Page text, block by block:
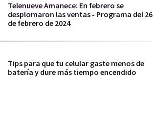
Telenueve Amanece: En febrero se
desplomaron las ventas - Programa del 26
de febrero de 2024
Tips para que tu celular gaste menos de
batería y dure más tiempo encendido